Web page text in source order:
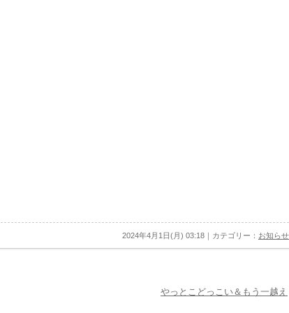
2024年4月1日(月) 03:18｜カテゴリー： お知らせ
やっとこどっこい＆もう一越え